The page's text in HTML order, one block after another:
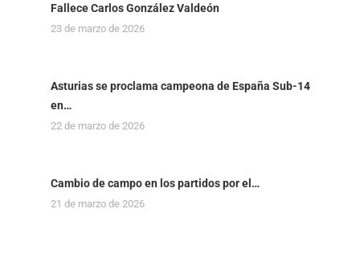
Fallece Carlos González Valdeón
23 de marzo de 2026
Asturias se proclama campeona de España Sub-14
en…
22 de marzo de 2026
Cambio de campo en los partidos por el…
21 de marzo de 2026